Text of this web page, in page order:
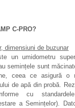
C-PRO?
dimensiuni de buzunar
un umidometru
semințele sunt
ceea ce asigură o
de apă din probă.
cu
a Semințelor).